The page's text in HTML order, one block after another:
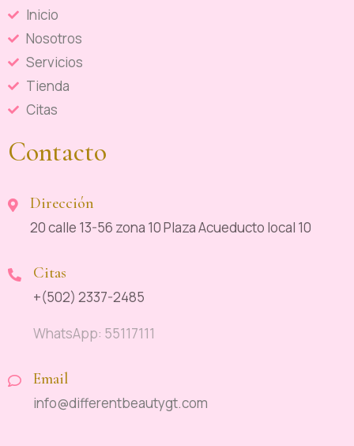
Inicio
Nosotros
Servicios
Tienda
Citas
Contacto
Dirección
20 calle 13-56 zona 10 Plaza Acueducto local 10
Citas
+(502) 2337-2485
WhatsApp: 55117111
Email
info@differentbeautygt.com